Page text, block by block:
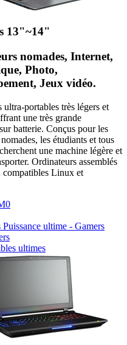
13"~14"
nomades, Internet,
Photo,
Jeux vidéo.
ultra-portables très légers et
une très grande
batterie. Conçus pour les
les étudiants et tous
une machine légère et
Ordinateurs assemblés
compatibles Linux et
ultimes